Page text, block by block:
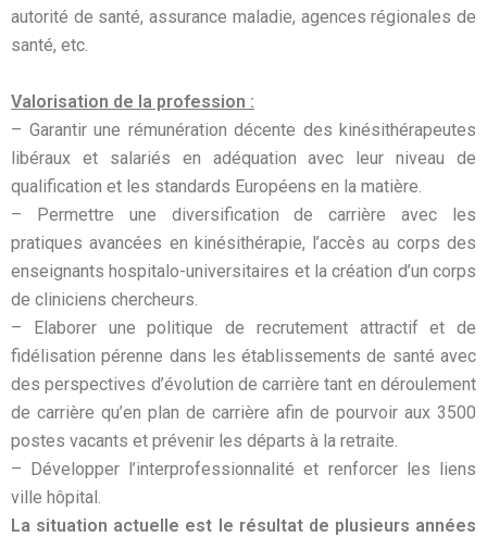
autorité de santé, assurance maladie, agences régionales de
santé, etc.
Valorisation de la profession :
– Garantir une rémunération décente des kinésithérapeutes
libéraux et salariés en adéquation avec leur niveau de
qualification et les standards Européens en la matière.
– Permettre une diversification de carrière avec les
pratiques avancées en kinésithérapie, l’accès au corps des
enseignants hospitalo-universitaires et la création d’un corps
de cliniciens chercheurs.
– Elaborer une politique de recrutement attractif et de
fidélisation pérenne dans les établissements de santé avec
des perspectives d’évolution de carrière tant en déroulement
de carrière qu’en plan de carrière afin de pourvoir aux 3500
postes vacants et prévenir les départs à la retraite.
– Développer l’interprofessionnalité et renforcer les liens
ville hôpital.
La situation actuelle est le résultat de plusieurs années